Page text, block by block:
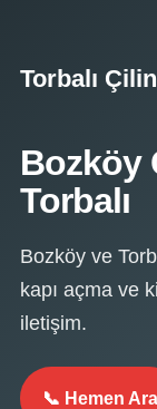
Torbalı
Bozköy
Torbalı
Bozköy ve
kapı açma ve
iletişim.
📞 Hemen Ara